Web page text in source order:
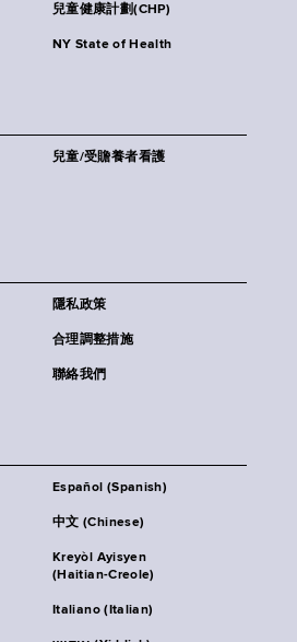
兒童健康計劃(CHP)
NY State of Health
兒童/受贍養者看護
隱私政策
合理調整措施
聯絡我們
Español (Spanish)
中文 (Chinese)
Kreyòl Ayisyen
(Haitian-Creole)
Italiano (Italian)